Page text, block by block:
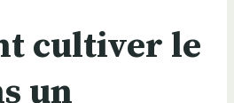
cultiver le
un